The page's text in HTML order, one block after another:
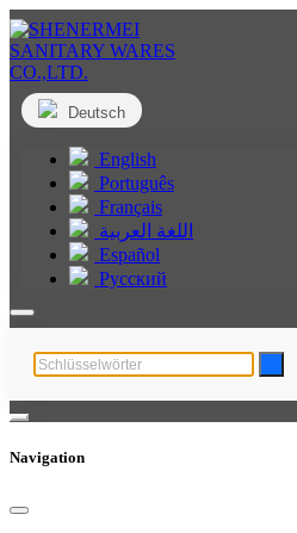
Deutsch
English
Português
Français
اللغة العربية
Español
Русский
Navigation